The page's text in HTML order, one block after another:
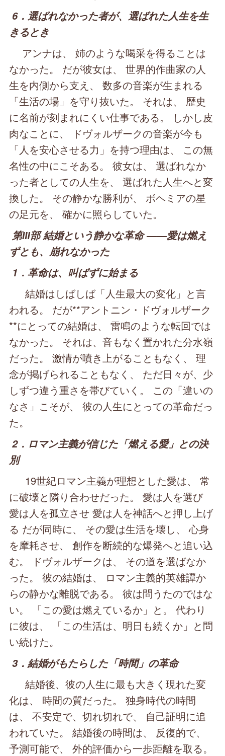
6．選ばれなかった者が、選ばれた人生を生
きるとき
アンナは、 姉のような喝采を得ることは
なかった。 だが彼女は、 世界的作曲家の人
生を内側から支え、 数多の音楽が生まれる
「生活の場」を守り抜いた。 それは、 歴史
に名前が刻まれにくい仕事である。 しかし皮
肉なことに、 ドヴォルザークの音楽が今も
「人を安心させる力」を持つ理由は、 この無
名性の中にこそある。 彼女は、 選ばれなか
った者としての人生を、 選ばれた人生へと変
換した。 その静かな勝利が、 ボヘミアの星
の足元を、 確かに照らしていた。
第Ⅲ部 結婚という静かな革命 ――愛は燃え
ずとも、崩れなかった
1．革命は、叫ばずに始まる
結婚はしばしば「人生最大の変化」と言
われる。 だが**アントニン・ドヴォルザーク
**にとっての結婚は、 雷鳴のような転回では
なかった。 それは、音もなく置かれた分水嶺
だった。 激情が噴き上がることもなく、 理
念が掲げられることもなく、 ただ日々が、少
しずつ違う重さを帯びていく。 この「違いの
なさ」こそが、 彼の人生にとっての革命だっ
た。
2．ロマン主義が信じた「燃える愛」との決
別
19世紀ロマン主義が理想とした愛は、 常
に破壊と隣り合わせだった。 愛は人を選び
愛は人を孤立させ 愛は人を神話へと押し上げ
る だが同時に、 その愛は生活を壊し、 心身
を摩耗させ、 創作を断続的な爆発へと追い込
む。 ドヴォルザークは、 その道を選ばなか
った。 彼の結婚は、 ロマン主義的英雄譚か
らの静かな離脱である。 彼は問うたのではな
い。 「この愛は燃えているか」と。 代わり
に彼は、 「この生活は、明日も続くか」と問
い続けた。
3．結婚がもたらした「時間」の革命
結婚後、彼の人生に最も大きく現れた変
化は、 時間の質だった。 独身時代の時間
は、 不安定で、切れ切れで、 自己証明に追
われていた。 結婚後の時間は、 反復的で、
予測可能で、 外的評価から一歩距離を取る。